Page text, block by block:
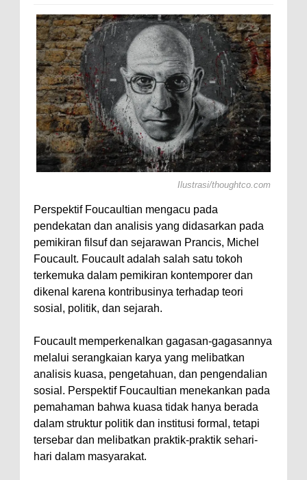
Ilustrasi/thoughtco.com
Perspektif Foucaultian mengacu pada
pendekatan dan analisis yang didasarkan pada
pemikiran filsuf dan sejarawan Prancis, Michel
Foucault. Foucault adalah salah satu tokoh
terkemuka dalam pemikiran kontemporer dan
dikenal karena kontribusinya terhadap teori
sosial, politik, dan sejarah.
Foucault memperkenalkan gagasan-gagasannya
melalui serangkaian karya yang melibatkan
analisis kuasa, pengetahuan, dan pengendalian
sosial. Perspektif Foucaultian menekankan pada
pemahaman bahwa kuasa tidak hanya berada
dalam struktur politik dan institusi formal, tetapi
tersebar dan melibatkan praktik-praktik sehari-
hari dalam masyarakat.